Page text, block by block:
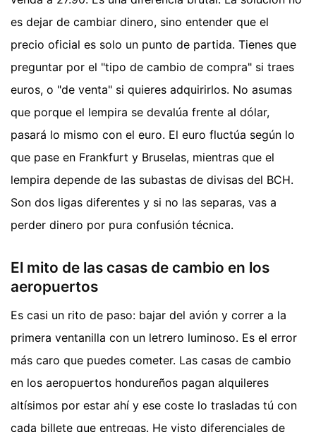
es dejar de cambiar dinero, sino entender que el
precio oficial es solo un punto de partida. Tienes que
preguntar por el "tipo de cambio de compra" si traes
euros, o "de venta" si quieres adquirirlos. No asumas
que porque el lempira se devalúa frente al dólar,
pasará lo mismo con el euro. El euro fluctúa según lo
que pase en Frankfurt y Bruselas, mientras que el
lempira depende de las subastas de divisas del BCH.
Son dos ligas diferentes y si no las separas, vas a
perder dinero por pura confusión técnica.
El mito de las casas de cambio en los
aeropuertos
Es casi un rito de paso: bajar del avión y correr a la
primera ventanilla con un letrero luminoso. Es el error
más caro que puedes cometer. Las casas de cambio
en los aeropuertos hondureños pagan alquileres
altísimos por estar ahí y ese coste lo trasladas tú con
cada billete que entregas. He visto diferenciales de